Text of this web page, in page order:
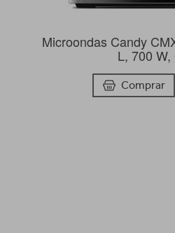
Microondas Candy
L, 700 W,
Comprar